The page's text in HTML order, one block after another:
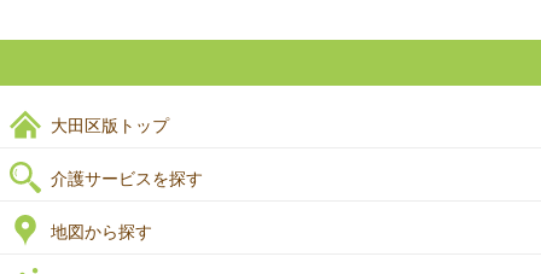
大田区版トップ
介護サービスを探す
地図から探す